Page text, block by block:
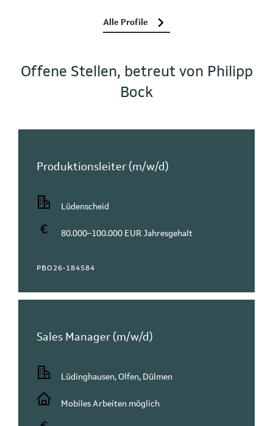
Alle Profile
Offene Stellen, betreut von Philipp
Bock
Produktionsleiter (m/w/d)
Lüdenscheid
80.000–100.000 EUR Jahresgehalt
PBO26-184584
Sales Manager (m/w/d)
Lüdinghausen, Olfen, Dülmen
Mobiles Arbeiten möglich